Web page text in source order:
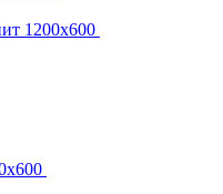
1200х600